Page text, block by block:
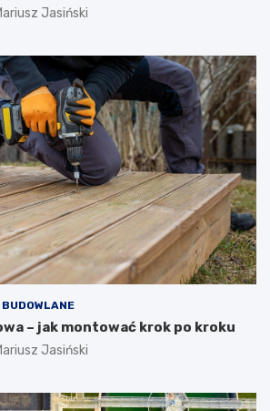
Jasiński
– jak montować krok po kroku
Jasiński